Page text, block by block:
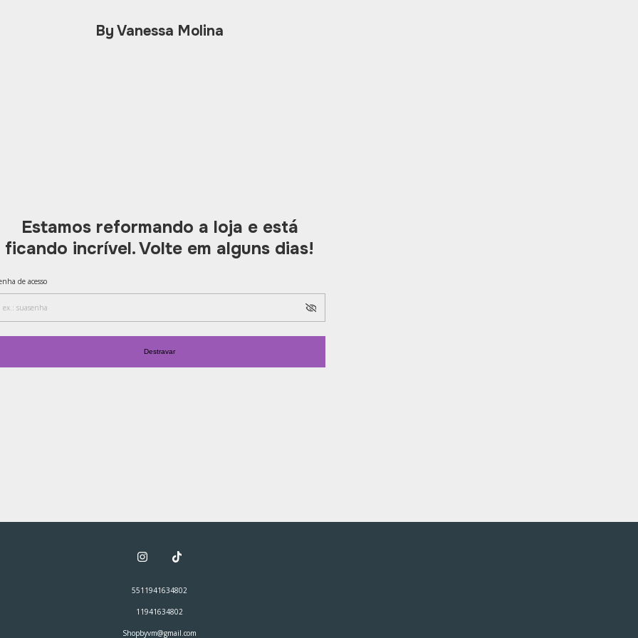
By Vanessa Molina
Estamos reformando a loja e está
ficando incrível. Volte em alguns dias!
de acesso
Destravar
5511941634802
11941634802
Shopbyvm@gmail.com